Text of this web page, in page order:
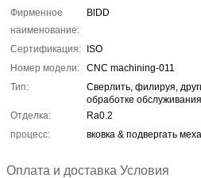
Фирменное
наименование:
BlDD
Сертификация: ISO
Номер модели:
CNC machining-011
Тип:
Сверлить, филируя,
обработке
Отделка:
Ra0.2
процесс:
вковка & подвергать
Оплата и доставка Условия